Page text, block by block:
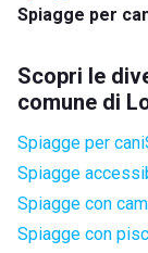
Spiagge per
Scopri le
comune di
Spiagge per cani
Spiagge
Spiagge con
Spiagge con